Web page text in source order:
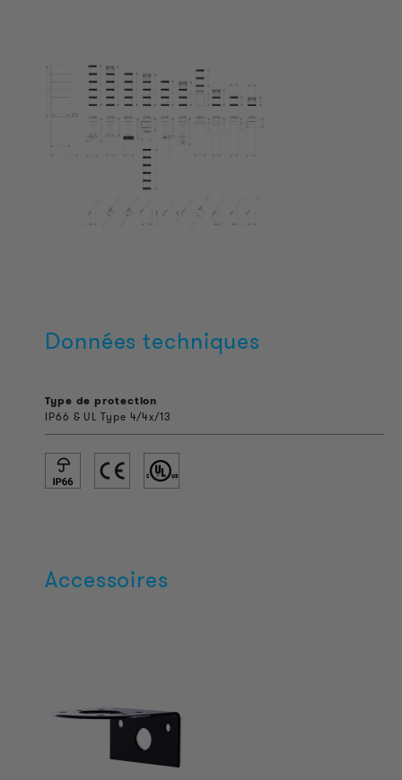
Données techniques
Type de protection
IP66 & UL Type 4/4x/13
Accessoires